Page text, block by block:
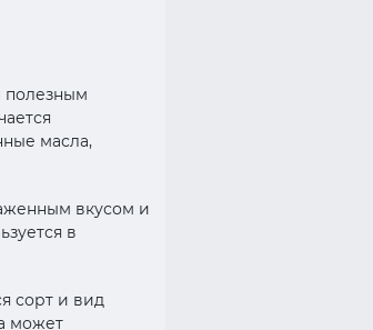
полезным
масла,
вкусом и
в
сорт и вид
может